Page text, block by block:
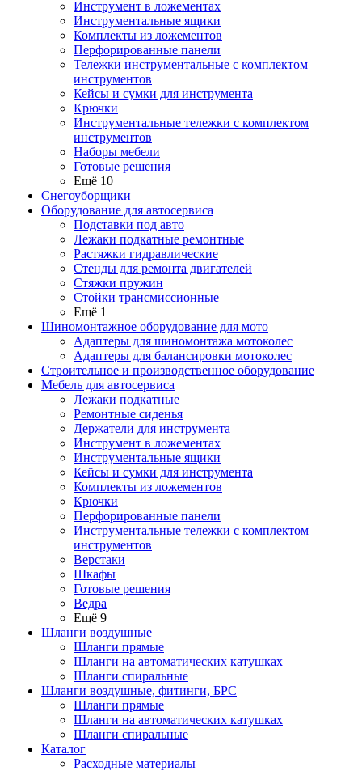
Инструмент в ложементах
Инструментальные ящики
Комплекты из ложементов
Перфорированные панели
Тележки инструментальные с комплектом
инструментов
Кейсы и сумки для инструмента
Крючки
Инструментальные тележки с комплектом
инструментов
Наборы мебели
Готовые решения
Ещё 10
Снегоуборщики
Оборудование для автосервиса
Подставки под авто
Лежаки подкатные ремонтные
Растяжки гидравлические
Стенды для ремонта двигателей
Стяжки пружин
Стойки трансмиссионные
Ещё 1
Шиномонтажное оборудование для мото
Адаптеры для шиномонтажа мотоколес
Адаптеры для балансировки мотоколес
Строительное и производственное оборудование
Мебель для автосервиса
Лежаки подкатные
Ремонтные сиденья
Держатели для инструмента
Инструмент в ложементах
Инструментальные ящики
Кейсы и сумки для инструмента
Комплекты из ложементов
Крючки
Перфорированные панели
Инструментальные тележки с комплектом
инструментов
Верстаки
Шкафы
Готовые решения
Ведра
Ещё 9
Шланги воздушные
Шланги прямые
Шланги на автоматических катушках
Шланги спиральные
Шланги воздушные, фитинги, БРС
Шланги прямые
Шланги на автоматических катушках
Шланги спиральные
Каталог
Расходные материалы